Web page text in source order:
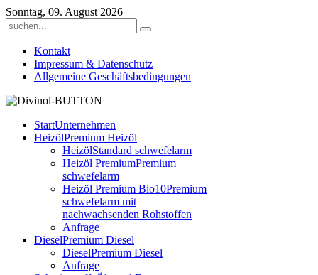
Sonntag, 09. August 2026
Kontakt
Impressum & Datenschutz
Allgemeine Geschäftsbedingungen
StartUnternehmen
HeizölPremium Heizöl
HeizölStandard schwefelarm
Heizöl PremiumPremium
schwefelarm
Heizöl Premium Bio10Premium
schwefelarm mit
nachwachsenden Rohstoffen
Anfrage
DieselPremium Diesel
DieselPremium Diesel
Anfrage